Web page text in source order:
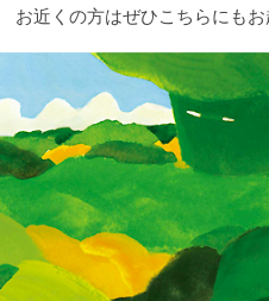
お近くの方はぜひこちらにもお